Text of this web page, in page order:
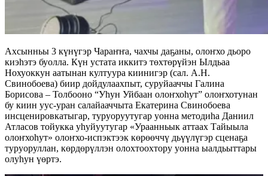
Ахсынньы 3 күнүгэр Чараҥҥа, чахчы даҕаны, олоҥхо дьоро
киэһэтэ буолла. Күн устата иккитэ төхтөрүйэн Ылдьаа
Нохуоккун аатынан култуура киинигэр (сал. А.Н.
Свинобоева) биир дойдулаах­пыт, суруйааччы Галина
Борисова – Толбооно “Уһун Уйбаан олоҥхоһут” олоҥхотунан
бу киин уус-уран салайааччыта Екатерина Свинобоева
инсценировкатыгар, туруоруутугар уонна методи­һа Даниил
Атласов тойукка уһуйуутугар «Ураанньык аттаах Тайыыла
олоҥхоһут» олоҥхо-испэктээк көрөөччү дьүүлүгэр сценаҕа
туруоруллан, көрдөрүллэн олохтоох­тору уонна ыалдьыттары
олуһун үөртэ.